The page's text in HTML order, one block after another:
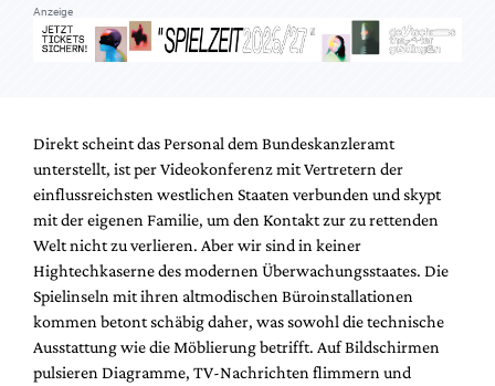
Anzeige
Direkt scheint das Personal dem Bundeskanzleramt
unterstellt, ist per Videokonferenz mit Vertretern der
einflussreichsten westlichen Staaten verbunden und skypt
mit der eigenen Familie, um den Kontakt zur zu rettenden
Welt nicht zu verlieren. Aber wir sind in keiner
Hightechkaserne des modernen Überwachungsstaates. Die
Spielinseln mit ihren altmodischen Büroinstallationen
kommen betont schäbig daher, was sowohl die technische
Ausstattung wie die Möblierung betrifft. Auf Bildschirmen
pulsieren Diagramme, TV-Nachrichten flimmern und